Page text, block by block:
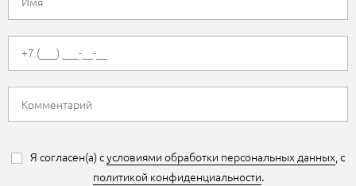
Я согласен(а) сусловиями обработки персональных данных, с
политикой конфиденциальности.